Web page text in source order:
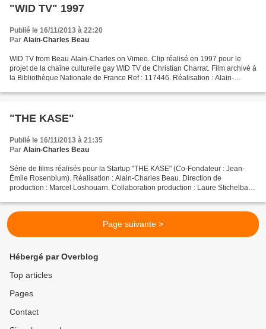
"WID TV" 1997
Publié le 16/11/2013 à 22:20
Par Alain-Charles Beau
WID TV from Beau Alain-Charles on Vimeo. Clip réalisé en 1997 pour le
projet de la chaîne culturelle gay WID TV de Christian Charrat. Film archivé à
la Bibliothèque Nationale de France Ref : 117446. Réalisation : Alain-
"THE KASE"
Publié le 16/11/2013 à 21:35
Par Alain-Charles Beau
Série de films réalisés pour la Startup "THE KASE" (Co-Fondateur : Jean-
Émile Rosenblum). Réalisation : Alain-Charles Beau. Direction de
production : Marcel Loshouarn. Collaboration production : Laure Stichelbaut.
Page suivante >
Hébergé par Overblog
Top articles
Pages
Contact